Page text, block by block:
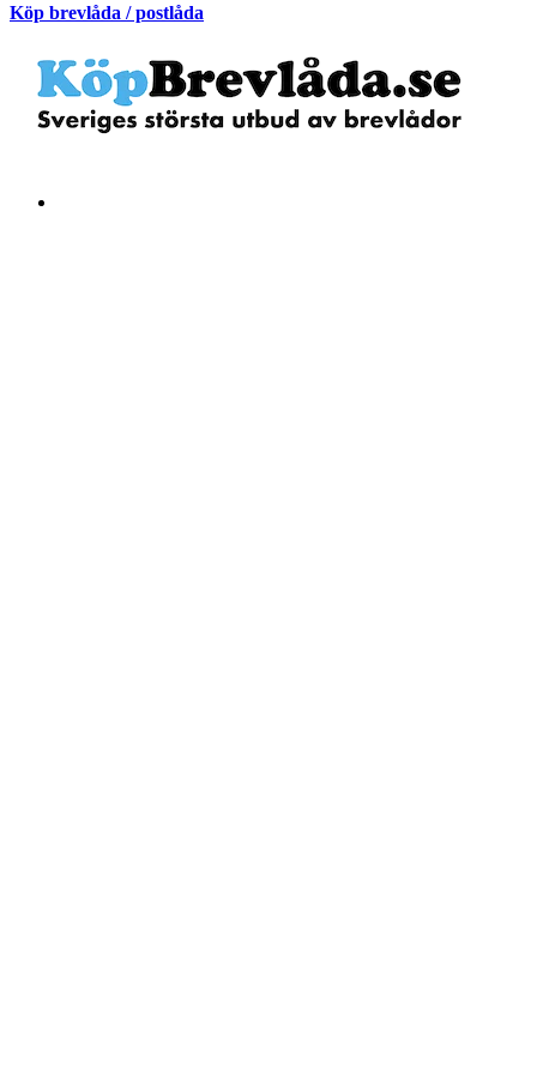
Köp brevlåda / postlåda